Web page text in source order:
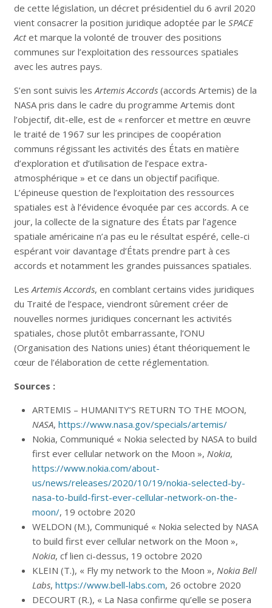
de cette législation, un décret présidentiel du 6 avril 2020
vient consacrer la position juridique adoptée par le SPACE
Actet marque la volonté de trouver des positions
communes sur l’exploitation des ressources spatiales
avec les autres pays.
S’en sont suivis lesArtemis Accords(accords Artemis) de la
NASA pris dans le cadre du programme Artemis dont
l’objectif, dit-elle, est de « renforcer et mettre en œuvre
le traité de 1967 sur les principes de coopération
communs régissant les activités des États en matière
d’exploration et d’utilisation de l’espace extra-
atmosphérique » et ce dans un objectif pacifique.
L’épineuse question de l’exploitation des ressources
spatiales est à l’évidence évoquée par ces accords. A ce
jour, la collecte de la signature des États par l’agence
spatiale américaine n’a pas eu le résultat espéré, celle-ci
espérant voir davantage d’États prendre part à ces
accords et notamment les grandes puissances spatiales.
LesArtemis Accords, en comblant certains vides juridiques
du Traité de l’espace, viendront sûrement créer de
nouvelles normes juridiques concernant les activités
spatiales, chose plutôt embarrassante, l’ONU
(Organisation des Nations unies) étant théoriquement le
cœur de l’élaboration de cette réglementation.
Sources :
ARTEMIS – HUMANITY’S RETURN TO THE MOON,
NASA, https://www.nasa.gov/specials/artemis/
Nokia, Communiqué « Nokia selected by NASA to build
first ever cellular network on the Moon », Nokia,
https://www.nokia.com/about-
us/news/releases/2020/10/19/nokia-selected-by-
nasa-to-build-first-ever-cellular-network-on-the-
moon/, 19 octobre 2020
WELDON (M.), Communiqué « Nokia selected by NASA
to build first ever cellular network on the Moon »,
Nokia, cf lien ci-dessus, 19 octobre 2020
KLEIN (T.), « Fly my network to the Moon », Nokia Bell
Labs, https://www.bell-labs.com, 26 octobre 2020
DECOURT (R.), « La Nasa confirme qu’elle se posera